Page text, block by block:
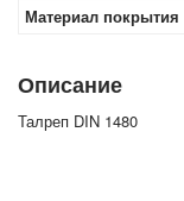
Материал покрытия
Описание
Талреп DIN 1480